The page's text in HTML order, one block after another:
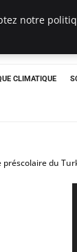
CLIMATIQUE
préscolaire du
notre